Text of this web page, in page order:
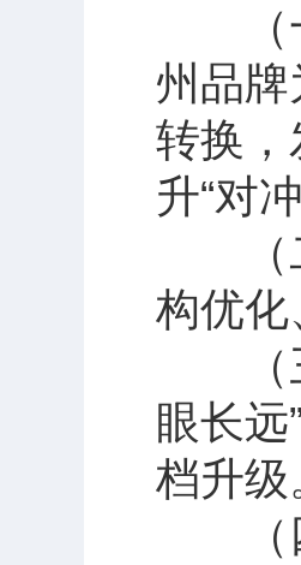
（一
州品
转换
升“对
（二
构优
（三
眼长
档升级
（四